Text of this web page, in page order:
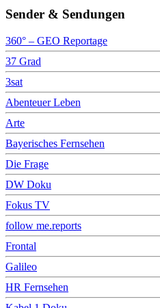
Sender & Sendungen
360° – GEO Reportage
37 Grad
3sat
Abenteuer Leben
Arte
Bayerisches Fernsehen
Die Frage
DW Doku
Fokus TV
follow me.reports
Frontal
Galileo
HR Fernsehen